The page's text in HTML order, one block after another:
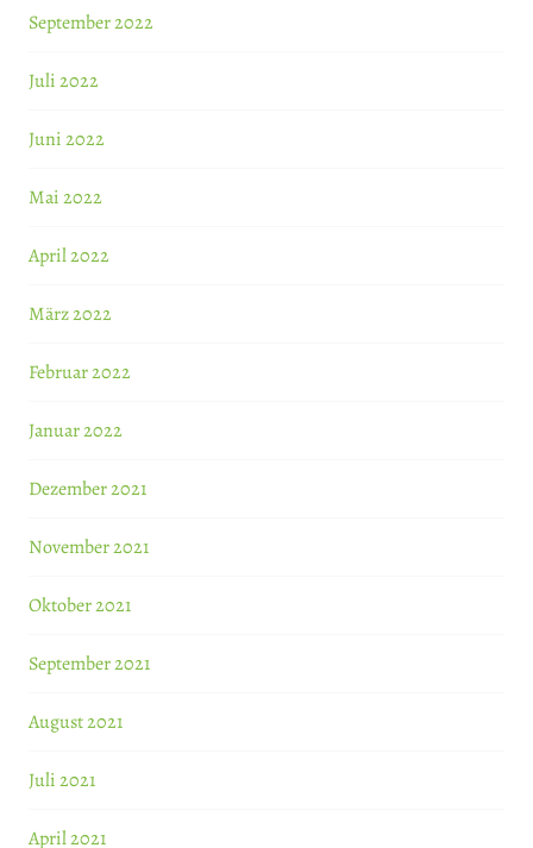
September 2022
Juli 2022
Juni 2022
Mai 2022
April 2022
März 2022
Februar 2022
Januar 2022
Dezember 2021
November 2021
Oktober 2021
September 2021
August 2021
Juli 2021
April 2021